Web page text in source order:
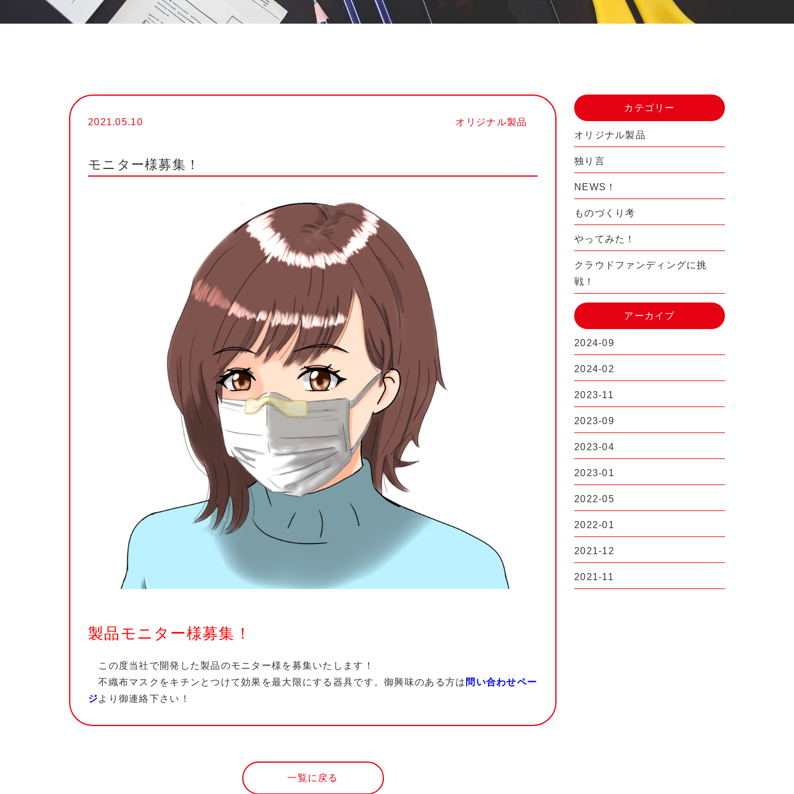
2021.05.10 オリジナル製品
モニター様募集！
製品モニター様募集！
この度当社で開発した製品のモニター様を募集いたします！
不織布マスクをキチンとつけて効果を最大限にする器具です。御興味のある方は 問い合わせペー
ジより御連絡下さい！
一覧に戻る
カテゴリー
オリジナル製品
独り言
NEWS！
ものづくり考
やってみた！
クラウドファンディングに挑
戦！
アーカイブ
2024-09
2024-02
2023-11
2023-09
2023-04
2023-01
2022-05
2022-01
2021-12
2021-11